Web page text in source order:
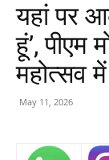
यहां पर
हूं’, पीएम
महोत्सव
May 11, 2026